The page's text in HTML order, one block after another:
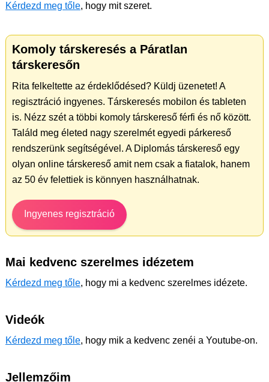
Kérdezd meg tőle, hogy mit szeret.
Komoly társkeresés a Páratlan
társkeresőn
Rita felkeltette az érdeklődésed? Küldj üzenetet! A
regisztráció ingyenes. Társkeresés mobilon és tableten
is. Nézz szét a többi komoly társkereső férfi és nő között.
Találd meg életed nagy szerelmét egyedi párkereső
rendszerünk segítségével. A Diplomás társkereső egy
olyan online társkereső amit nem csak a fiatalok, hanem
az 50 év felettiek is könnyen használhatnak.
Ingyenes regisztráció
Mai kedvenc szerelmes idézetem
Kérdezd meg tőle, hogy mi a kedvenc szerelmes idézete.
Videók
Kérdezd meg tőle, hogy mik a kedvenc zenéi a Youtube-on.
Jellemzőim